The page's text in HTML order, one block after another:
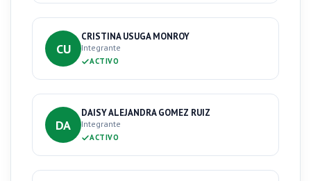
CU
CRISTINA USUGA MONROY
Integrante
ACTIVO
DA
DAISY ALEJANDRA GOMEZ RUIZ
Integrante
ACTIVO